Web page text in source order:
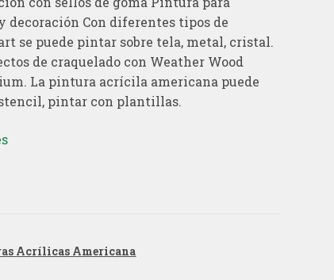
decoración Con diferentes tipos de
se puede pintar sobre tela, metal, cristal.
de craquelado con Weather Wood
La pintura acrícila americana puede
stencil, pintar con plantillas.
Acrílicas Americana